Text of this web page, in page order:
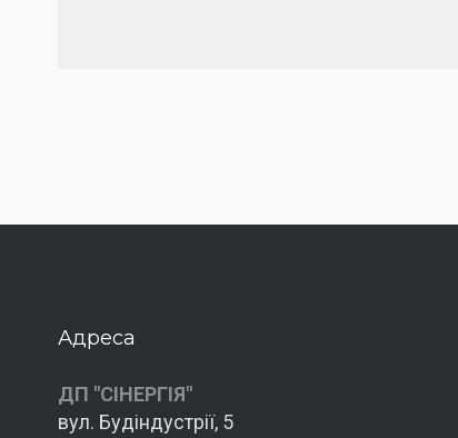
Адреса
ДП "СІНЕРГІЯ"
вул. Будіндустрії, 5